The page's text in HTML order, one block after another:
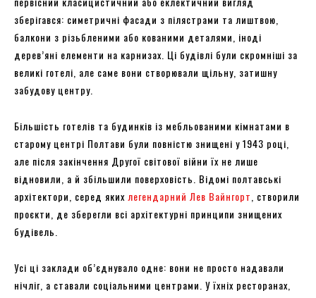
зберігався: симетричні фасади з пілястрами та лиштвою,
балкони з різьбленими або кованими деталями, іноді
дерев’яні елементи на карнизах. Ці будівлі були скромніші за
великі готелі, але саме вони створювали щільну, затишну
забудову центру.
Більшість готелів та будинків із мебльованими кімнатами в
старому центрі Полтави були повністю знищені у 1943 році,
але після закінчення Другої світової війни їх не лише
відновили, а й збільшили поверховість. Відомі полтавські
архітектори, серед якихлегендарний Лев Вайнгорт, створили
проєкти, де зберегли всі архітектурні принципи знищених
будівель.
Усі ці заклади об’єднувало одне: вони не просто надавали
нічліг, а ставали соціальними центрами. У їхніх ресторанах,